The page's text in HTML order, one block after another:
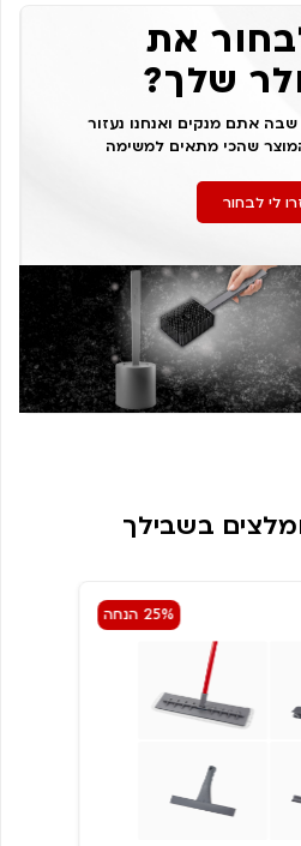
את
שלך?
אתם מנקים ואנחנו נעזור
שהכי מתאים למשימה
לי לבחור
בשבילך
25% הנחה